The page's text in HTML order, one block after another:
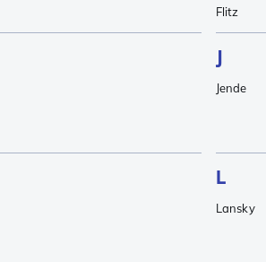
Flitz
J
Jende
L
Lansky